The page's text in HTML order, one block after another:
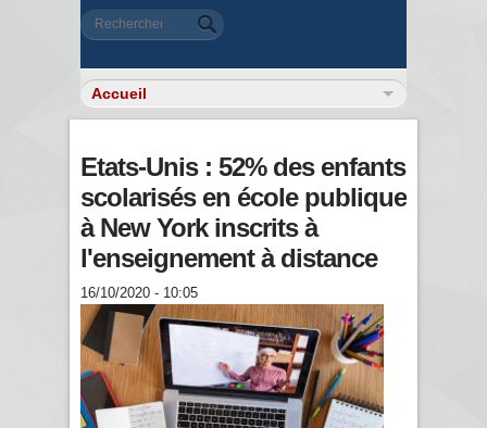
Formulaire de recherche
Rechercher
Etats-Unis : 52% des enfants
scolarisés en école publique
à New York inscrits à
l'enseignement à distance
16/10/2020 - 10:05